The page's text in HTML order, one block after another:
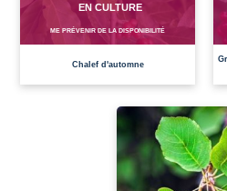
EN CULTURE
ME PRÉVENIR DE LA DISPONIBILITÉ
Chalef d'automne